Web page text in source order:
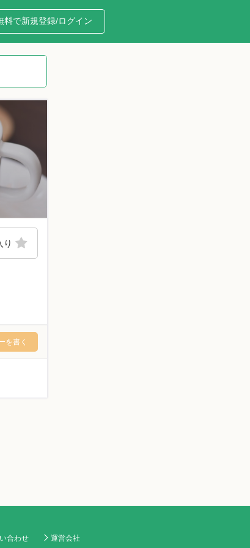
料で新規登録/ログイン
り
を書く
合わせ 運営会社